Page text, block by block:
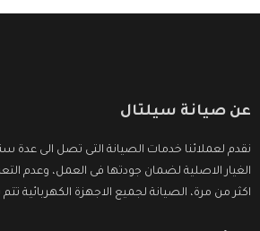
عن صيانة سيلتال
نقدم لعملائنا خدمات الصيانة التى تصل الى عدة
الغيار الاصلية لضمان جودتها فى العمل، وعدم
اكثر من مرة، الصيانة لجميع الاجهزة الكهربائية